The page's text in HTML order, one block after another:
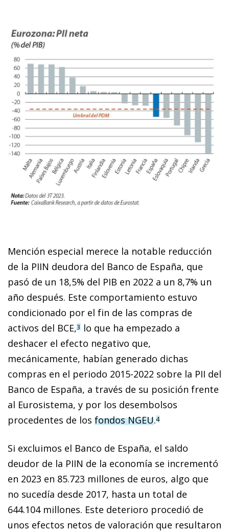
Mención especial merece la notable reducción
de la PIIN deudora del Banco de España, que
pasó de un 18,5% del PIB en 2022 a un 8,7% un
año después. Este comportamiento estuvo
condicionado por el fin de las compras de
activos del BCE,3 lo que ha empezado a
deshacer el efecto negativo que,
mecánicamente, habían generado dichas
compras en el periodo 2015-2022 sobre la PII del
Banco de España, a través de su posición frente
al Eurosistema, y por los desembolsos
procedentes de los fondos NGEU.4
Si excluimos el Banco de España, el saldo
deudor de la PIIN de la economía se incrementó
en 2023 en 85.723 millones de euros, algo que
no sucedía desde 2017, hasta un total de
644.104 millones. Este deterioro procedió de
unos efectos netos de valoración que resultaron